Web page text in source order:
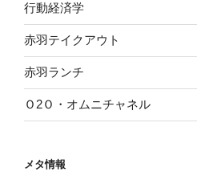
行動経済学
赤羽テイクアウト
赤羽ランチ
Ｏ2Ｏ・オムニチャネル
メタ情報